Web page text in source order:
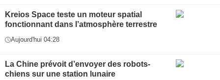
Kreios Space teste un moteur spatial
fonctionnant dans l’atmosphère terrestre
Aujourd'hui 04:28
La Chine prévoit d’envoyer des robots-
chiens sur une station lunaire